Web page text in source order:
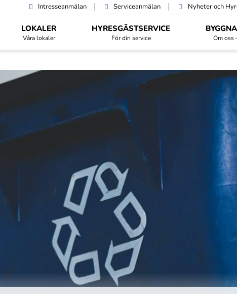
Intresseanmälan Serviceanmälan Nyheter och
LOKALER
Våra lokaler
HYRESGÄST­SERVICE
För din service Om oss